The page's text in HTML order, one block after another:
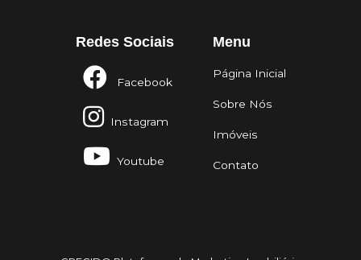
Redes Sociais
Facebook
Instagram
Youtube
Menu
Página Inicial
Sobre Nós
Imóveis
Contato